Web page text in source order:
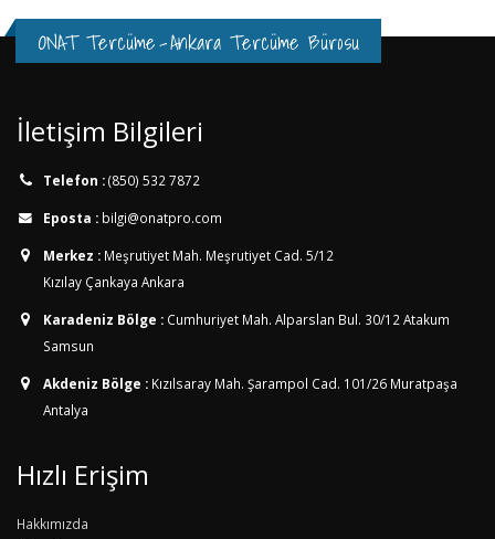
ONAT Tercüme-Ankara Tercüme Bürosu
İletişim Bilgileri
Telefon :(850) 532 7872
Eposta : bilgi@onatpro.com
Merkez : Meşrutiyet Mah. Meşrutiyet Cad. 5/12
Kızılay Çankaya Ankara
Karadeniz Bölge : Cumhuriyet Mah. Alparslan Bul. 30/12 Atakum
Samsun
Akdeniz Bölge : Kızılsaray Mah. Şarampol Cad. 101/26 Muratpaşa
Antalya
Hızlı Erişim
Hakkımızda